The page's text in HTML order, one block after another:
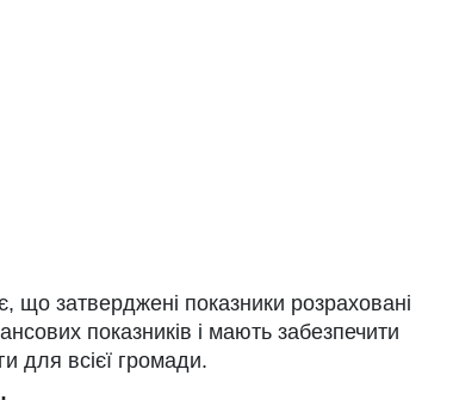
що затверджені показники розраховані
показників і мають забезпечити
для всієї громади.